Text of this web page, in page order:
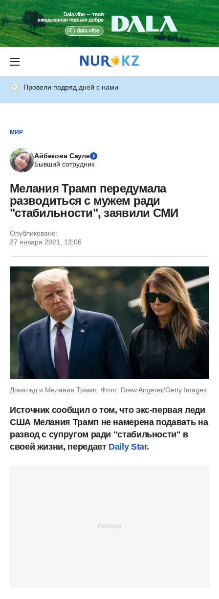
Провели подряд дней с нами
МИР
Айбекова Сауле
Бывший сотрудник
Мелания Трамп передумала
разводиться с мужем ради
"стабильности", заявили СМИ
Опубликовано:
27 января 2021, 13:06
Дональд и Мелания Трамп. Фото: Drew Angerer/Getty Images
Источник сообщил о том, что экс-первая леди
США Мелания Трамп не намерена подавать на
развод с супругом ради "стабильности" в
своей жизни, передает Daily Star.